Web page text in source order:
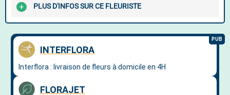
PLUS D'INFOS SUR CE FLEURISTE